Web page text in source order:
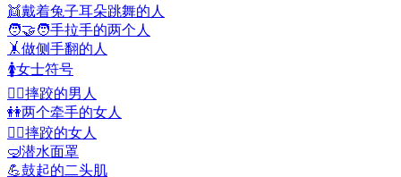
👯戴着兔子耳朵跳舞的人
🧑‍🤝‍🧑手拉手的两个人
🤸做侧手翻的人
🚺女士符号
🤼‍♂️摔跤的男人
👭两个牵手的女人
🤼‍♀️摔跤的女人
🤿潜水面罩
💪鼓起的二头肌